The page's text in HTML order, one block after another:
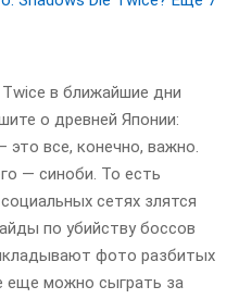
Twice в ближайшие дни
о древней Японии:
это все, конечно, важно.
— синоби. То есть
сетях злятся
по убийству боссов
фото разбитых
еще можно сыграть за